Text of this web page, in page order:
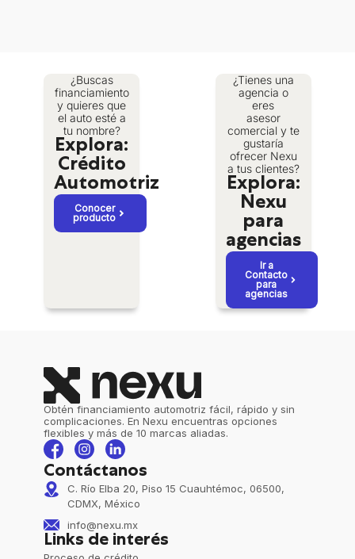
¿Buscas
financiamiento
y quieres que
el auto esté a
tu nombre?
Explora:
Crédito
Automotriz
Conocer
producto
¿Tienes una
agencia o
eres
asesor
comercial y te
gustaría
ofrecer Nexu
a tus clientes?
Explora:
Nexu
para
agencias
Ir a
Contacto
para
agencias
Obtén financiamiento automotriz fácil, rápido y sin
complicaciones. En Nexu encuentras opciones
flexibles y más de 10 marcas aliadas.
Contáctanos
C. Río Elba 20, Piso 15 Cuauhtémoc, 06500,
CDMX, México
info@nexu.mx
Links de interés